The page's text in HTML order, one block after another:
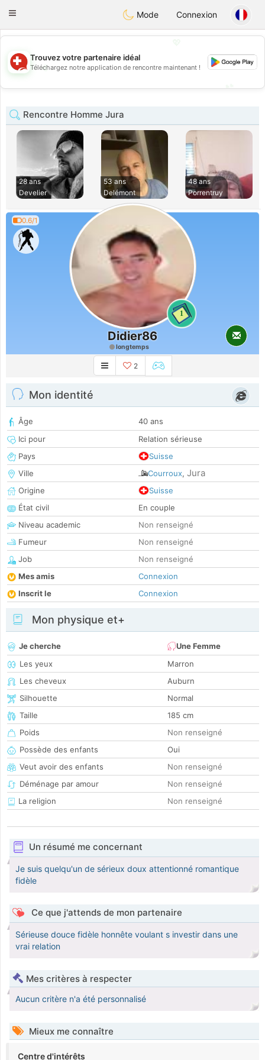
Suissi
Toggle
Mode Connexion
💖
💕
Trouvez votre partenaire idéal
Téléchargez notre application de rencontre maintenant !
Rencontre Homme Jura
28 ans
Develier
53 ans
Delémont
48 ans
Porrentruy
0.6/1
1
Didier86
longtemps
2
Mon identité
Âge
40 ans
Ici pour
Relation sérieuse
Pays
Suisse
Ville
Courroux, Jura
Origine
Suisse
État civil
En couple
Niveau academic
Non renseigné
Fumeur
Non renseigné
Job
Non renseigné
Mes amis
Connexion
Inscrit le
Connexion
Mon physique et+
Je cherche
Une Femme
Les yeux
Marron
Les cheveux
Auburn
Silhouette
Normal
Taille
185 cm
Poids
Non renseigné
Possède des enfants
Oui
Veut avoir des enfants
Non renseigné
Déménage par amour
Non renseigné
La religion
Non renseigné
Un résumé me concernant
Je suis quelqu'un de sérieux doux attentionné romantique
fidèle
Ce que j'attends de mon partenaire
Sérieuse douce fidèle honnête voulant s investir dans une
vrai relation
Mes critères à respecter
Aucun critère n'a été personnalisé
Mieux me connaître
Centre d'intérêts